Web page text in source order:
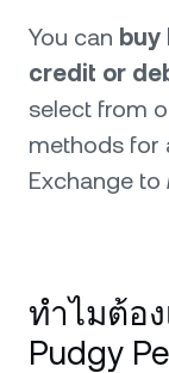
You can buy
credit or
select from
methods for
Exchange to
ทำไมต้อ
Pudgy